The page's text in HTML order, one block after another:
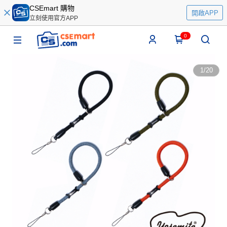
CSEmart 購物
立刻使用官方APP
開啟APP
0
1/20